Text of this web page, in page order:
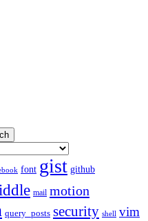
font gist github
mail motion
query_posts security shell vim